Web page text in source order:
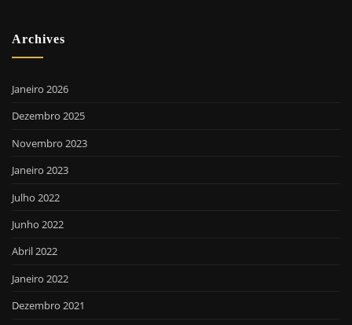
Archives
Janeiro 2026
Dezembro 2025
Novembro 2023
Janeiro 2023
Julho 2022
Junho 2022
Abril 2022
Janeiro 2022
Dezembro 2021